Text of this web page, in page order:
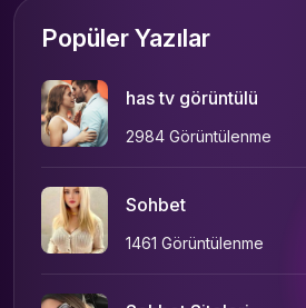
Popüler Yazılar
has tv görüntülü
2984 Görüntülenme
Sohbet
1461 Görüntülenme